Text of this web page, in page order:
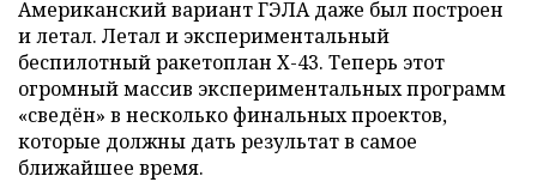
Американский вариант ГЭЛА даже был построен
и летал. Летал и экспериментальный
беспилотный ракетоплан Х-43. Теперь этот
огромный массив экспериментальных программ
«сведён» в несколько финальных проектов,
которые должны дать результат в самое
ближайшее время.